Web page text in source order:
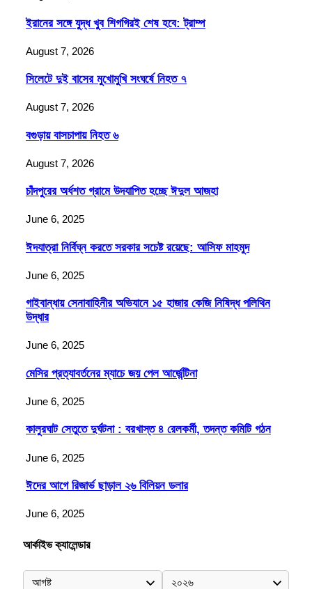
ইরানের সঙ্গে যুদ্ধ খুব শিগগিরই শেষ হবে: ট্রাম্প
August 7, 2026
সিলেটে দুই বাসের মুখোমুখি সংঘর্ষে নিহত ৭
August 7, 2026
বগুড়ায় বাসচাপায় নিহত ৬
August 7, 2026
চাঁদপুরের অর্ধশত গ্রামে উদযাপিত হচ্ছে ঈদুল আজহা
June 6, 2025
ঈদযাত্রা নির্বিঘ্ন করতে সরকার সচেষ্ট রয়েছে: আসিফ মাহমুদ
June 6, 2025
গাইবান্ধায় সেনাবাহিনীর অভিযানে ১৫ হাজার কেজি নিষিদ্ধ পলিথিন
উদ্ধার
June 6, 2025
মেসির প্রত্যাবর্তনের ম্যাচে জয় পেল আর্জেন্টিনা
June 6, 2025
কালুরঘাট সেতুতে দুর্ঘটনা : বরখাস্ত ৪ রেলকর্মী, তদন্ত কমিটি গঠন
June 6, 2025
ঈদের আগে রিজার্ভ ছাড়াল ২৬ বিলিয়ন ডলার
June 6, 2025
আর্কাইভ ক্যালেন্ডার